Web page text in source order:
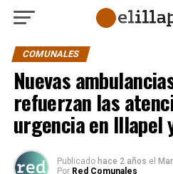
COMUNALES
Nuevas
refuerzan las
urgencia en Illapel
Publicado hace 2 años el
Por Red Comunales